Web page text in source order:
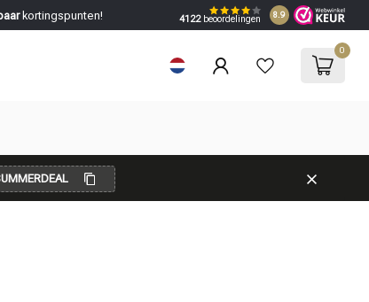
kortingspunten! 4122beoordelingen 8.9
0